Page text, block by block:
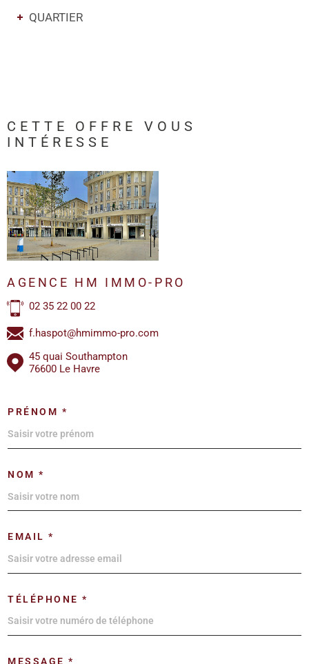
QUARTIER
CETTE OFFRE
VOUS
INTÉRESSE
AGENCE HM IMMO-PRO
02 35 22 00 22
f.haspot@hmimmo-pro.com
45 quai Southampton
76600 Le Havre
PRÉNOM *
NOM *
EMAIL *
TÉLÉPHONE *
MESSAGE *